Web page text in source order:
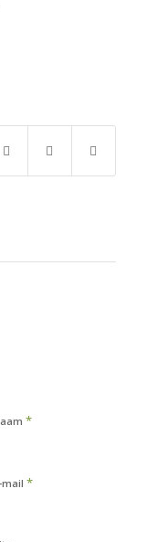
*
mail *